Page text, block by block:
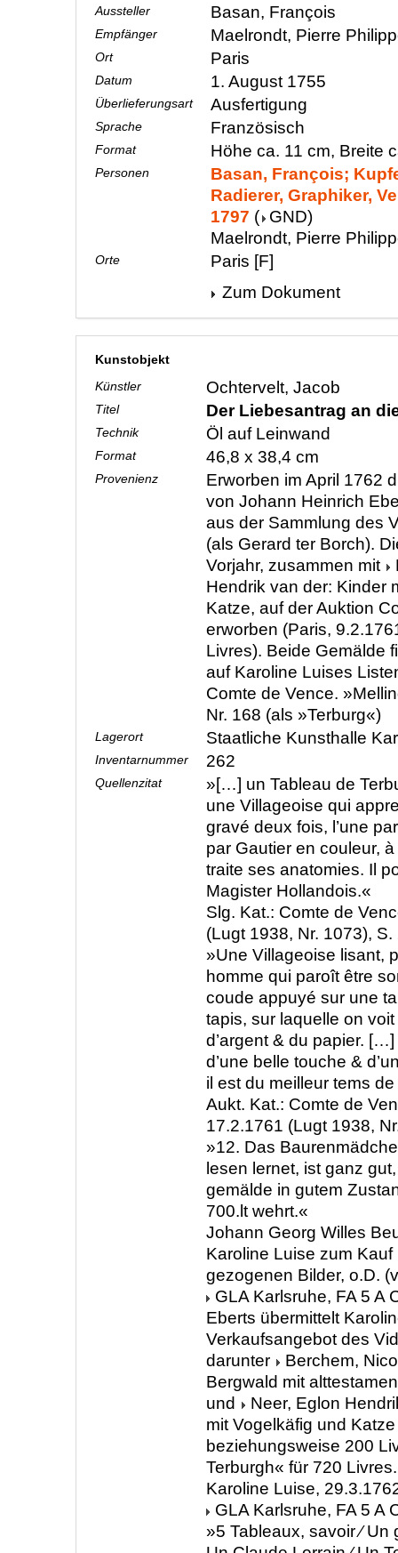
Aussteller Basan, François
Empfänger Maelrondt, Pierre
Ort Paris
Datum 1. August 1755
Überlieferungsart Ausfertigung
Sprache Französisch
Format Höhe ca. 11 cm, Breite
Personen
Basan, François;
Radierer, Graphiker,
1797 ( GND)
Maelrondt, Pierre
Orte
Paris [F]
Zum Dokument
Kunstobjekt
Künstler
Ochtervelt, Jacob
Titel Der Liebesantrag an
Technik Öl auf Leinwand
Format 46,8 x 38,4 cm
Provenienz
Erworben im April 1762
von Johann Heinrich
aus der Sammlung des
(als Gerard ter Borch).
Vorjahr, zusammen mit
Hendrik van der: Kinder
Katze, auf der Auktion
erworben (Paris,
Livres). Beide Gemälde
auf Karoline Luises
Comte de Vence.
Nr. 168 (als »Terburg«)
Lagerort Staatliche Kunsthalle
Inventarnummer 262
Quellenzitat
»[…] un Tableau de
une Villageoise qui
gravé deux fois, l’une
par Gautier en couleur,
traite ses anatomies. Il
Magister Hollandois.«
Slg. Kat.: Comte de
(Lugt 1938, Nr. 1073), S.
»Une Villageoise lisant,
homme qui paroît être
coude appuyé sur une
tapis, sur laquelle on
d’argent & du papier.
d’une belle touche &
il est du meilleur tems
Aukt. Kat.: Comte de
17.2.1761 (Lugt 1938,
»12. Das
lesen lernet, ist ganz
gemälde in gutem
700.lt wehrt.«
Johann Georg Willes
Karoline Luise zum Kauf
gezogenen Bilder, o.D.
GLA Karlsruhe, FA 5 A
Eberts übermittelt
Verkaufsangebot des
darunter
Berchem,
Bergwald mit
und
Neer, Eglon
mit Vogelkäfig und Katze
beziehungsweise 200
Terburgh« für 720
Karoline Luise,
GLA Karlsruhe, FA 5 A
»5 Tableaux, savoir ∕ Un